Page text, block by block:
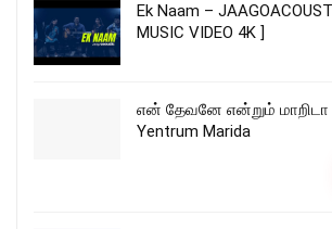
Ek Naam –
MUSIC VIDEO 4K ]
என் தேவனே என்றும் மாறிடா
Yentrum Marida